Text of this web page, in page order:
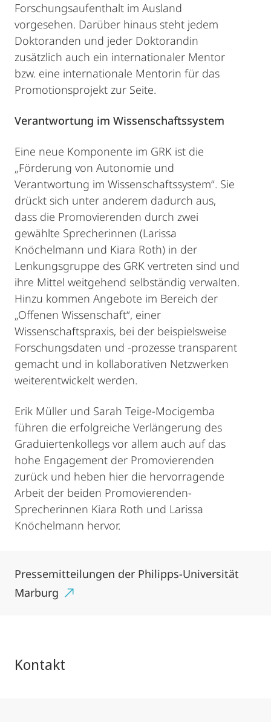
Forschungsaufenthalt im Ausland
vorgesehen. Darüber hinaus steht jedem
Doktoranden und jeder Doktorandin
zusätzlich auch ein internationaler Mentor
bzw. eine internationale Mentorin für das
Promotionsprojekt zur Seite.
Verantwortung im Wissenschaftssystem
Eine neue Komponente im GRK ist die
„Förderung von Autonomie und
Verantwortung im Wissenschaftssystem“. Sie
drückt sich unter anderem dadurch aus,
dass die Promovierenden durch zwei
gewählte Sprecherinnen (Larissa
Knöchelmann und Kiara Roth) in der
Lenkungsgruppe des GRK vertreten sind und
ihre Mittel weitgehend selbständig verwalten.
Hinzu kommen Angebote im Bereich der
„Offenen Wissenschaft“, einer
Wissenschaftspraxis, bei der beispielsweise
Forschungsdaten und -prozesse transparent
gemacht und in kollaborativen Netzwerken
weiterentwickelt werden.
Erik Müller und Sarah Teige-Mocigemba
führen die erfolgreiche Verlängerung des
Graduiertenkollegs vor allem auch auf das
hohe Engagement der Promovierenden
zurück und heben hier die hervorragende
Arbeit der beiden Promovierenden-
Sprecherinnen Kiara Roth und Larissa
Knöchelmann hervor.
Pressemitteilungen der Philipps-Universität
Marburg
Kontakt